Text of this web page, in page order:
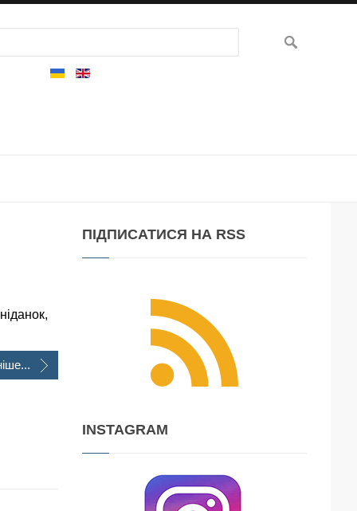
ПІДПИСАТИСЯ НА RSS
INSTAGRAM